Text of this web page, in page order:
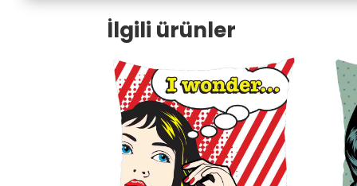
İlgili ürünler